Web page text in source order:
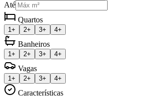
Até
Quartos
1+ 2+ 3+ 4+
Banheiros
1+ 2+ 3+ 4+
Vagas
1+ 2+ 3+ 4+
Características